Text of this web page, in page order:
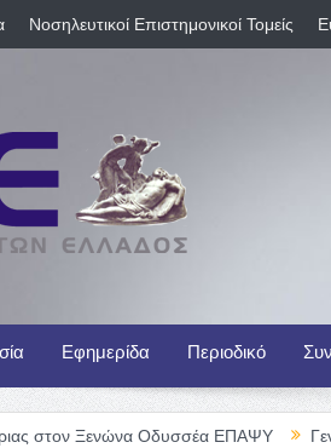
Νοσηλευτικοί Επιστημονικοί Τομείς
Εφημερίδα Περιοδικό
Οδυσσέα ΕΠΑΨΥ Γενική